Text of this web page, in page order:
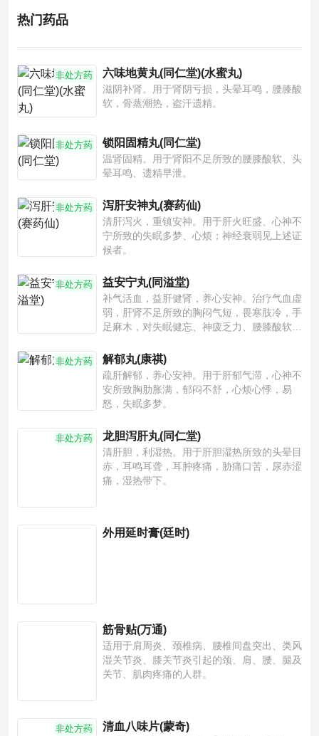
热门药品
非处方药 六味地黄丸(同仁堂)(水蜜丸)
滋阴补肾。用于肾阴亏损，头晕耳鸣，腰膝酸
软，骨蒸潮热，盗汗遗精。
非处方药 锁阳固精丸(同仁堂)
温肾固精。用于肾阳不足所致的腰膝酸软、头
晕耳鸣、遗精早泄。
非处方药 泻肝安神丸(赛药仙)
清肝泻火，重镇安神。用于肝火旺盛、心神不
宁所致的失眠多梦、心烦；神经衰弱见上述证
候者。
非处方药 益安宁丸(同溢堂)
补气活血，益肝健肾，养心安神。治疗气血虚
弱，肝肾不足所致的胸闷气短，畏寒肢冷，手
足麻木，对失眠健忘、神疲乏力、腰膝酸软也
非处方药 解郁丸(康祺)
疏肝解郁，养心安神。用于肝郁气滞，心神不
安所致胸肋胀满，郁闷不舒，心烦心悸，易
怒，失眠多梦。
非处方药 龙胆泻肝丸(同仁堂)
清肝胆，利湿热。用于肝胆湿热所致的头晕目
赤，耳鸣耳聋，耳肿疼痛，胁痛口苦，尿赤涩
痛，湿热带下。
外用延时膏(廷时)
筋骨贴(万通)
适用于肩周炎、颈椎病、腰椎间盘突出、类风
湿关节炎、膝关节炎引起的颈、肩、腰、腿及
关节、肌肉疼痛的人群。
非处方药 清血八味片(蒙奇)